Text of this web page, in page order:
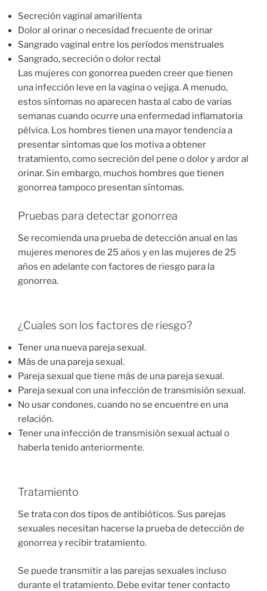
Secreción vaginal amarillenta
Dolor al orinar o necesidad frecuente de orinar
Sangrado vaginal entre los períodos menstruales
Sangrado, secreción o dolor rectal
Las mujeres con gonorrea pueden creer que tienen
una infección leve en la vagina o vejiga. A menudo,
estos síntomas no aparecen hasta al cabo de varias
semanas cuando ocurre una enfermedad inflamatoria
pélvica. Los hombres tienen una mayor tendencia a
presentar síntomas que los motiva a obtener
tratamiento, como secreción del pene o dolor y ardor al
orinar. Sin embargo, muchos hombres que tienen
gonorrea tampoco presentan síntomas.
Pruebas para detectar gonorrea
Se recomienda una prueba de detección anual en las
mujeres menores de 25 años y en las mujeres de 25
años en adelante con factores de riesgo para la
gonorrea.
¿Cuales son los factores de riesgo?
Tener una nueva pareja sexual.
Más de una pareja sexual.
Pareja sexual que tiene más de una pareja sexual.
Pareja sexual con una infección de transmisión sexual.
No usar condones, cuando no se encuentre en una
relación.
Tener una infección de transmisión sexual actual o
haberla tenido anteriormente.
Tratamiento
Se trata con dos tipos de antibióticos. Sus parejas
sexuales necesitan hacerse la prueba de detección de
gonorrea y recibir tratamiento.
Se puede transmitir a las parejas sexuales incluso
durante el tratamiento. Debe evitar tener contacto